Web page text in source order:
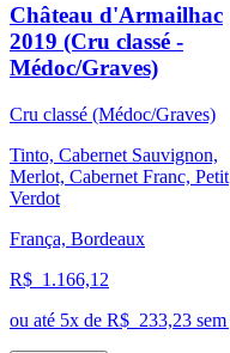
Château d'Armailhac
2019 (Cru classé -
Médoc/Graves)
Cru classé (Médoc/Graves)
Tinto, Cabernet Sauvignon,
Merlot, Cabernet Franc, Petit
Verdot
França, Bordeaux
R$ 1.166,12
ou até 5x de R$ 233,23